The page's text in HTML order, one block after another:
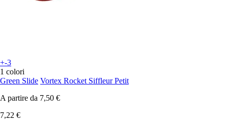
+-3
1 colori
Green Slide Vortex Rocket Siffleur Petit
A partire da 7,50 €
7,22 €